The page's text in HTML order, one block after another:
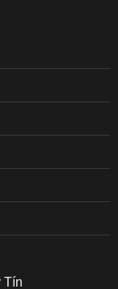
Tín